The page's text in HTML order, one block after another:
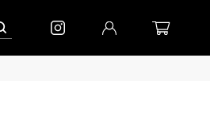
予約│「エッグジャケット GREY」